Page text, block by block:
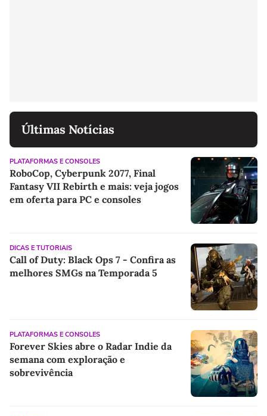
Últimas Notícias
PLATAFORMAS E CONSOLES
RoboCop, Cyberpunk 2077, Final
Fantasy VII Rebirth e mais: veja jogos
em oferta para PC e consoles
DICAS E TUTORIAIS
Call of Duty: Black Ops 7 - Confira as
melhores SMGs na Temporada 5
PLATAFORMAS E CONSOLES
Forever Skies abre o Radar Indie da
semana com exploração e
sobrevivência